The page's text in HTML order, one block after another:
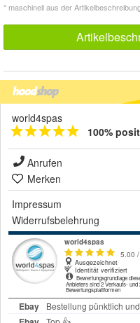
* maschinell aus der
world4spas
100%
Anrufen
Merken
Impressum
Widerrufsbelehrung